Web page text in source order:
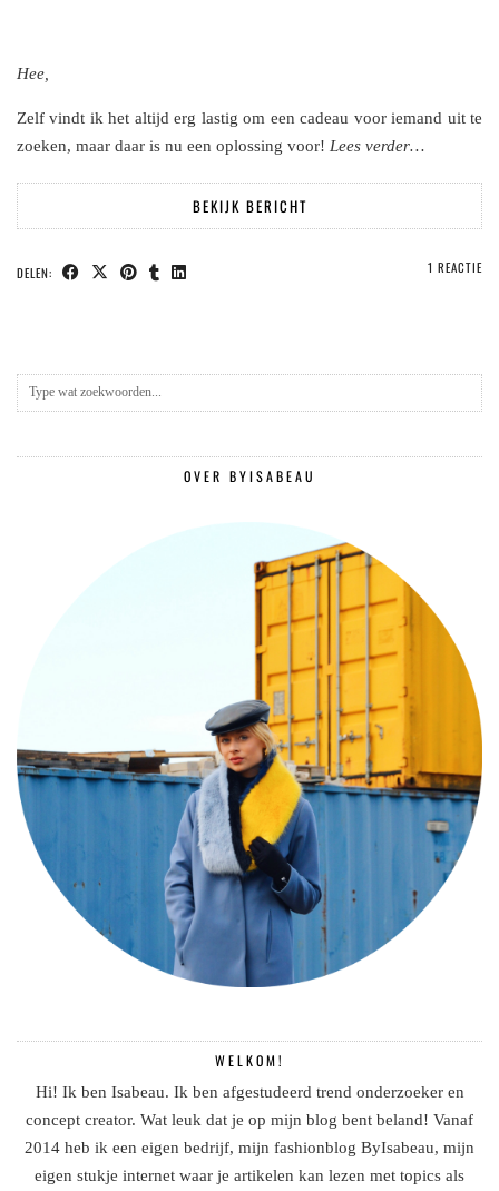
Hee,
Zelf vindt ik het altijd erg lastig om een cadeau voor iemand uit te
zoeken, maar daar is nu een oplossing voor! Lees verder…
BEKIJK BERICHT
DELEN: 1 REACTIE
OVER BYISABEAU
WELKOM!
Hi! Ik ben Isabeau. Ik ben afgestudeerd trend onderzoeker en
concept creator. Wat leuk dat je op mijn blog bent beland! Vanaf
2014 heb ik een eigen bedrijf, mijn fashionblog ByIsabeau, mijn
eigen stukje internet waar je artikelen kan lezen met topics als